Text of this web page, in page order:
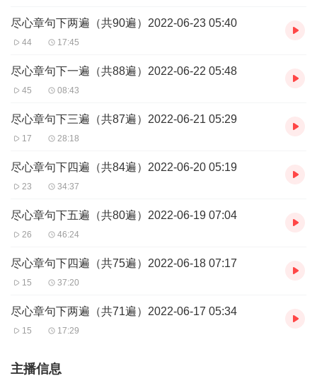
尽心章句下两遍（共90遍）2022-06-23 05:40
44 17:45
尽心章句下一遍（共88遍）2022-06-22 05:48
45 08:43
尽心章句下三遍（共87遍）2022-06-21 05:29
17 28:18
尽心章句下四遍（共84遍）2022-06-20 05:19
23 34:37
尽心章句下五遍（共80遍）2022-06-19 07:04
26 46:24
尽心章句下四遍（共75遍）2022-06-18 07:17
15 37:20
尽心章句下两遍（共71遍）2022-06-17 05:34
15 17:29
主播信息